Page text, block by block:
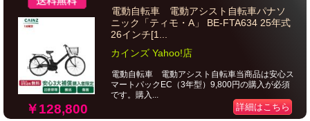
￥128,800
電動自転車 電動アシスト自転車パナソ
ニック「ティモ・A」 BE-FTA634 25年式
26インチ[1...
カインズ Yahoo!店
電動自転車 電動アシスト自転車当商品は安心ス
マートパックEC（3年型）9,800円の購入が必須
です。購入...
詳細はこちら